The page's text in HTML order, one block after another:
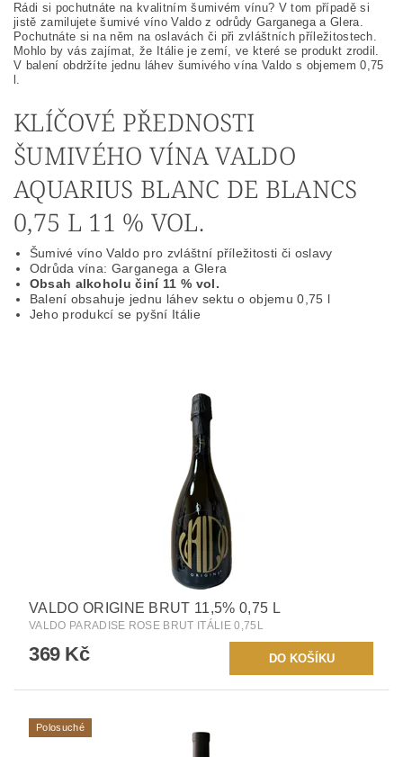
Rádi si pochutnáte na kvalitním šumivém vínu? V tom případě si
jistě zamilujete šumivé víno Valdo z odrůdy Garganega a Glera.
Pochutnáte si na něm na oslavách či při zvláštních příležitostech.
Mohlo by vás zajímat, že Itálie je zemí, ve které se produkt zrodil.
V balení obdržíte jednu láhev šumivého vína Valdo s objemem 0,75
l.
KLÍČOVÉ PŘEDNOSTI
ŠUMIVÉHO VÍNA VALDO
AQUARIUS BLANC DE BLANCS
0,75 L 11 % VOL.
Šumivé víno Valdo pro zvláštní příležitosti či oslavy
Odrůda vína: Garganega a Glera
Obsah alkoholu činí 11 % vol.
Balení obsahuje jednu láhev sektu o objemu 0,75 l
Jeho produkcí se pyšní Itálie
VALDO ORIGINE BRUT 11,5% 0,75 L
VALDO PARADISE ROSE BRUT ITÁLIE 0,75L
369 Kč
Polosuché